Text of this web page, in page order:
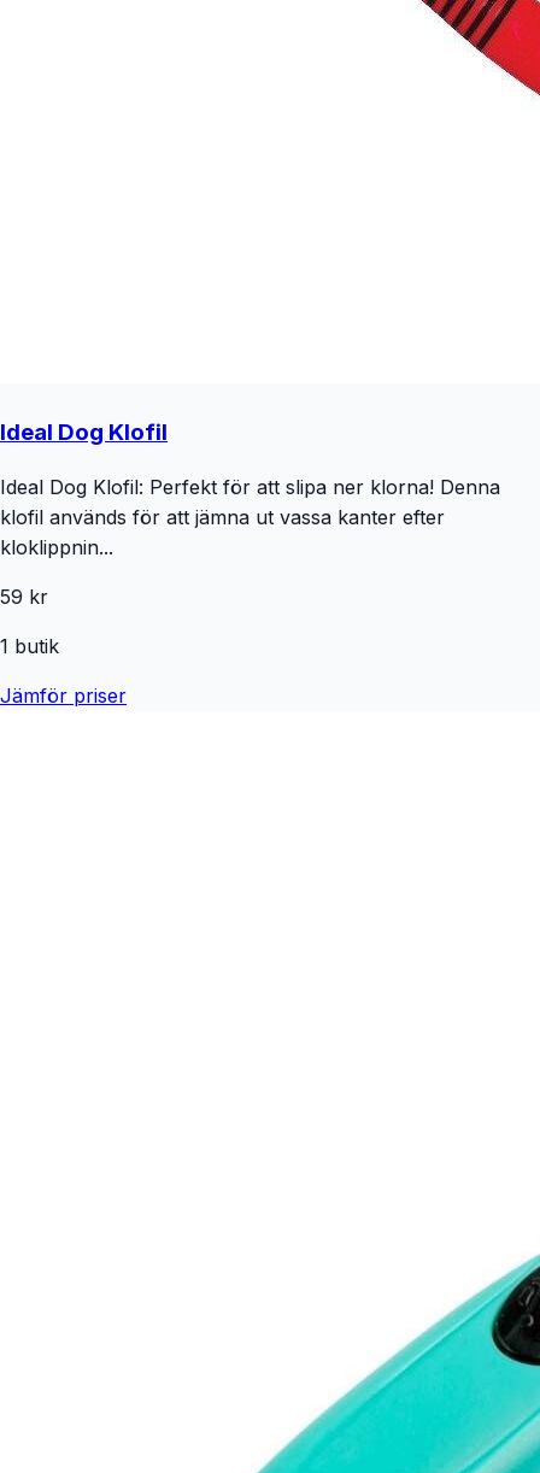
Ideal Dog Klofil
Ideal Dog Klofil: Perfekt för att slipa ner klorna! Denna
klofil används för att jämna ut vassa kanter efter
kloklippnin...
59 kr
1 butik
Jämför priser